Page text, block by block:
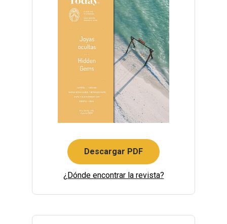
Descargar PDF
¿Dónde encontrar la revista?